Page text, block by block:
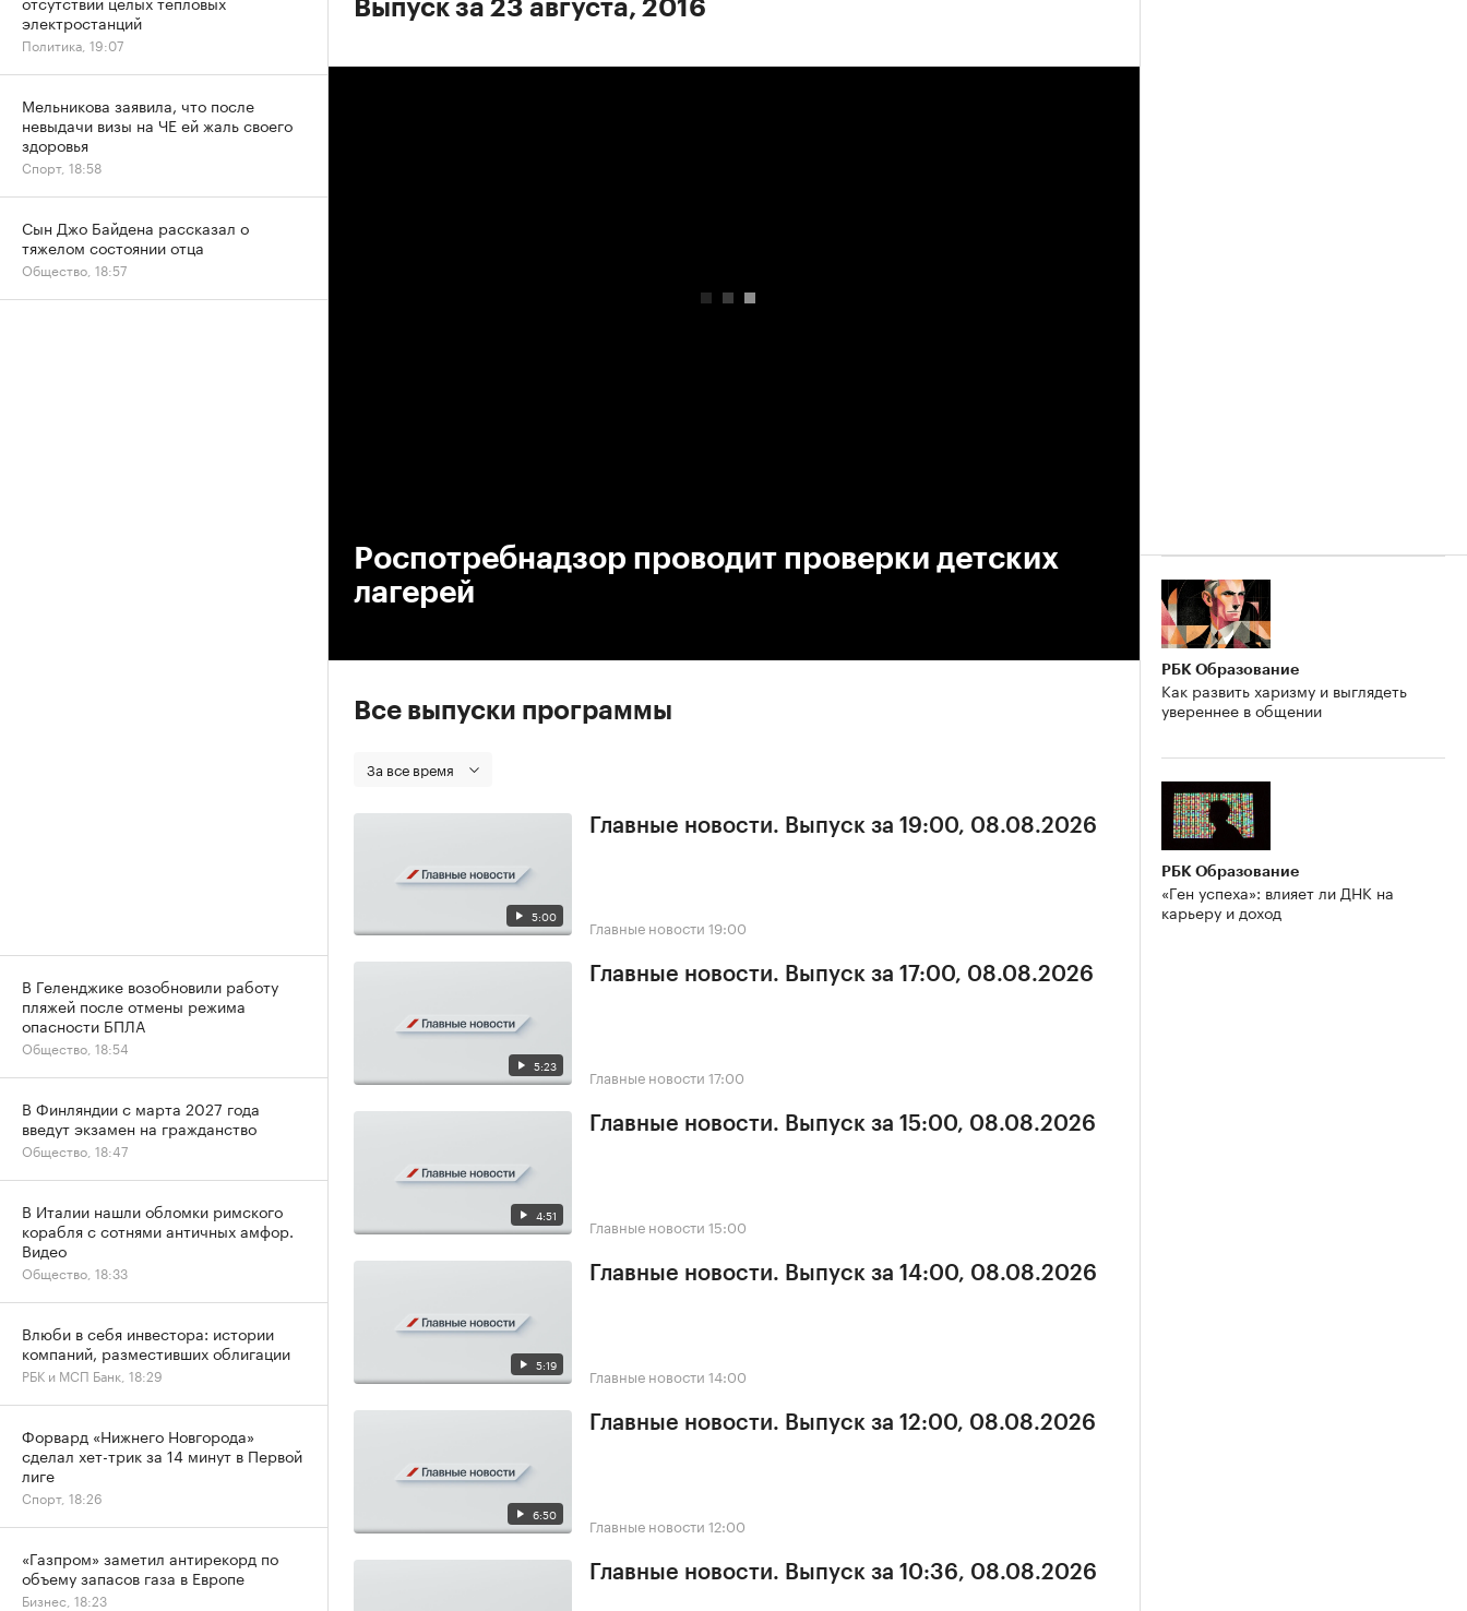
Выпуск за 23 августа, 2016
Роспотребнадзор проводит проверки детских
лагерей
Все выпуски программы
За все время
5:00
Главные новости. Выпуск за 19:00, 08.08.2026
Главные новости 19:00
5:23
Главные новости. Выпуск за 17:00, 08.08.2026
Главные новости 17:00
4:51
Главные новости. Выпуск за 15:00, 08.08.2026
Главные новости 15:00
5:19
Главные новости. Выпуск за 14:00, 08.08.2026
Главные новости 14:00
6:50
Главные новости. Выпуск за 12:00, 08.08.2026
Главные новости 12:00
Главные новости. Выпуск за 10:36, 08.08.2026
РБК Образование
Как развить харизму и выглядеть
увереннее в общении
РБК Образование
«Ген успеха»: влияет ли ДНК на
карьеру и доход
электростанций
Политика, 19:07
Мельникова заявила, что после
невыдачи визы на ЧЕ ей жаль своего
здоровья
Спорт, 18:58
Сын Джо Байдена рассказал о
тяжелом состоянии отца
Общество, 18:57
В Геленджике возобновили работу
пляжей после отмены режима
опасности БПЛА
Общество, 18:54
В Финляндии с марта 2027 года
введут экзамен на гражданство
Общество, 18:47
В Италии нашли обломки римского
корабля с сотнями античных амфор.
Видео
Общество, 18:33
Влюби в себя инвестора: истории
компаний, разместивших облигации
РБК и МСП Банк, 18:29
Форвард «Нижнего Новгорода»
сделал хет-трик за 14 минут в Первой
лиге
Спорт, 18:26
«Газпром» заметил антирекорд по
объему запасов газа в Европе
Бизнес, 18:23